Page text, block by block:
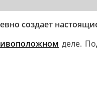
создает
деле.